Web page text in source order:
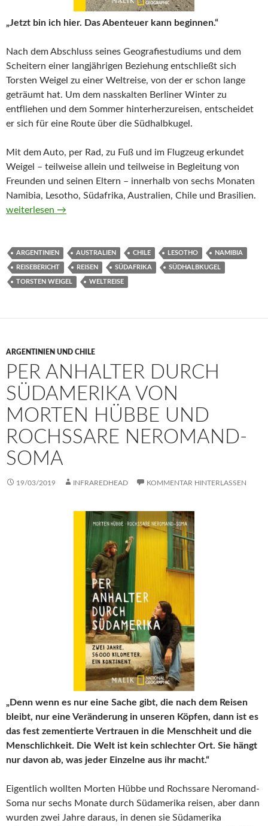
„Jetzt bin ich hier. Das Abenteuer kann beginnen.“
Nach dem Abschluss seines Geografiestudiums und dem
Scheitern einer langjährigen Beziehung entschließt sich
Torsten Weigel zu einer Weltreise, von der er schon lange
geträumt hat. Um dem nasskalten Berliner Winter zu
entfliehen und dem Sommer hinterherzureisen, entscheidet
er sich für eine Route über die Südhalbkugel.
Mit dem Auto, per Rad, zu Fuß und im Flugzeug erkundet
Weigel – teilweise allein und teilweise in Begleitung von
Freunden und seinen Eltern – innerhalb von sechs Monaten
Namibia, Lesotho, Südafrika, Australien, Chile und Brasilien.
Abenteuer Südhalbkugel. Sechs Monate, sechs Länder, drei
weiterlesen →
ARGENTINIEN AUSTRALIEN CHILE LESOTHO NAMIBIA
REISEBERICHT REISEN SÜDAFRIKA SÜDHALBKUGEL
TORSTEN WEIGEL WELTREISE
ARGENTINIEN UND CHILE
PER ANHALTER DURCH
SÜDAMERIKA VON
MORTEN HÜBBE UND
ROCHSSARE NEROMAND-
SOMA
19/03/2019 INFRAREDHEAD KOMMENTAR HINTERLASSEN
„Denn wenn es nur eine Sache gibt, die nach dem Reisen
bleibt, nur eine Veränderung in unseren Köpfen, dann ist es
das fest zementierte Vertrauen in die Menschheit und die
Menschlichkeit. Die Welt ist kein schlechter Ort. Sie hängt
nur davon ab, was jeder Einzelne aus ihr macht.“
Eigentlich wollten Morten Hübbe und Rochssare Neromand-
Soma nur sechs Monate durch Südamerika reisen, aber dann
wurden zwei Jahre daraus, in denen sie Südamerika